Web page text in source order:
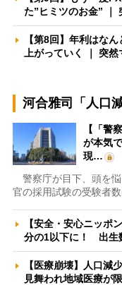
た”ヒミツのお金” ｜
【第8回】年利はな
上がっていく ｜ 突
河合雅司「人口
【「警
が本気
現…
警察庁が目下、頭を
官の採用試験の受験者
【安全・安心ニッポ
分の1以下に！ 出生
【医療崩壊】人口減
見舞われ地域医療